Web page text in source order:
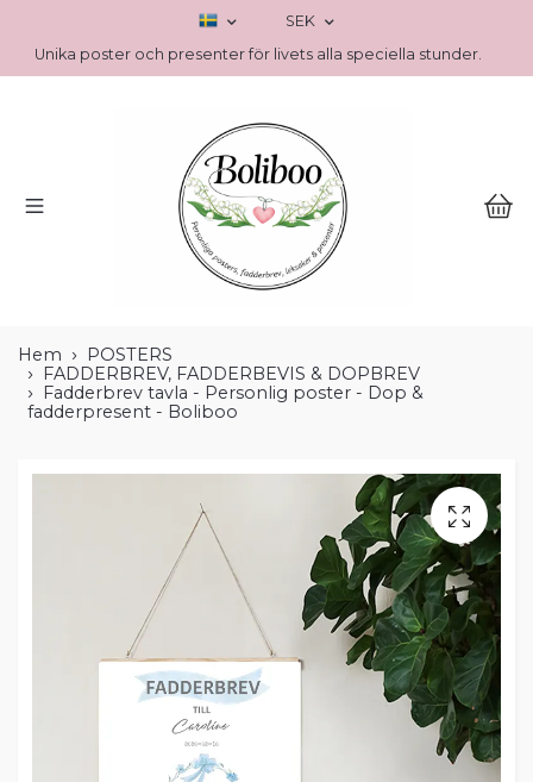
SEK
Unika poster och presenter för livets alla speciella stunder.
Hem
POSTERS
FADDERBREV, FADDERBEVIS & DOPBREV
Fadderbrev tavla - Personlig poster - Dop &
fadderpresent - Boliboo